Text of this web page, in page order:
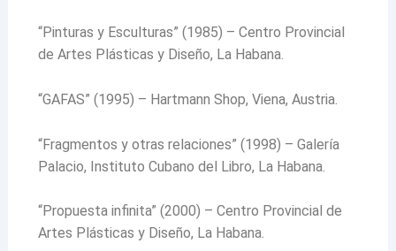
“Pinturas y Esculturas” (1985) – Centro Provincial
de Artes Plásticas y Diseño, La Habana.
“GAFAS” (1995) – Hartmann Shop, Viena, Austria.
“Fragmentos y otras relaciones” (1998) – Galería
Palacio, Instituto Cubano del Libro, La Habana.
“Propuesta infinita” (2000) – Centro Provincial de
Artes Plásticas y Diseño, La Habana.